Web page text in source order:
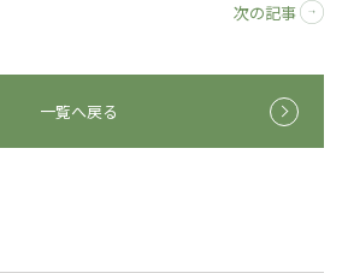
次の記事
一覧へ戻る